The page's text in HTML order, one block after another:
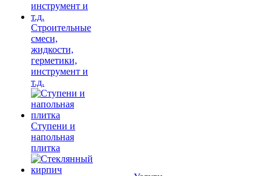
Строительные
смеси,
жидкости,
герметики,
инструмент и
т.д.
Ступени и
напольная
плитка